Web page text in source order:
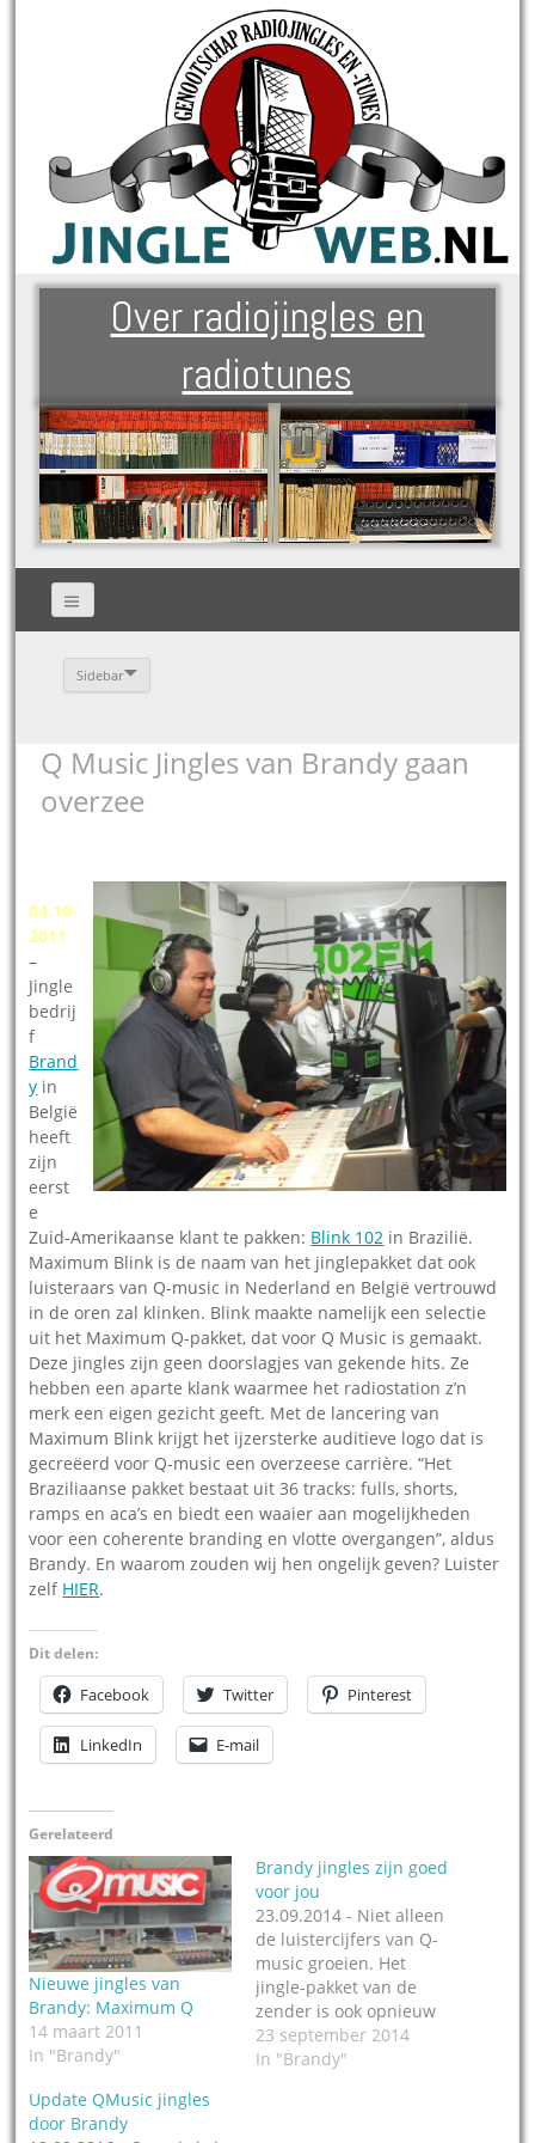
Over radiojingles en
radiotunes
Sidebar
Q Music Jingles van Brandy gaan
overzee
04.10-
2011
–
Jingle
bedrij
f
Brand
y in
België
heeft
zijn
eerst
e
Zuid-Amerikaanse klant te pakken: Blink 102 in Brazilië.
Maximum Blink is de naam van het jinglepakket dat ook
luisteraars van Q-music in Nederland en België vertrouwd
in de oren zal klinken. Blink maakte namelijk een selectie
uit het Maximum Q-pakket, dat voor Q Music is gemaakt.
Deze jingles zijn geen doorslagjes van gekende hits. Ze
hebben een aparte klank waarmee het radiostation z’n
merk een eigen gezicht geeft. Met de lancering van
Maximum Blink krijgt het ijzersterke auditieve logo dat is
gecreëerd voor Q-music een overzeese carrière. “Het
Braziliaanse pakket bestaat uit 36 tracks: fulls, shorts,
ramps en aca’s en biedt een waaier aan mogelijkheden
voor een coherente branding en vlotte overgangen”, aldus
Brandy. En waarom zouden wij hen ongelijk geven? Luister
zelf HIER.
Dit delen:
Facebook Twitter Pinterest
LinkedIn E-mail
Gerelateerd
Nieuwe jingles van
Brandy: Maximum Q
14 maart 2011
In "Brandy"
Brandy jingles zijn goed
voor jou
23.09.2014 - Niet alleen
de luistercijfers van Q-
music groeien. Het
jingle-pakket van de
zender is ook opnieuw
wat aangedikt, meldt
onze favoriete
23 september 2014
In "Brandy"
Update QMusic jingles
door Brandy